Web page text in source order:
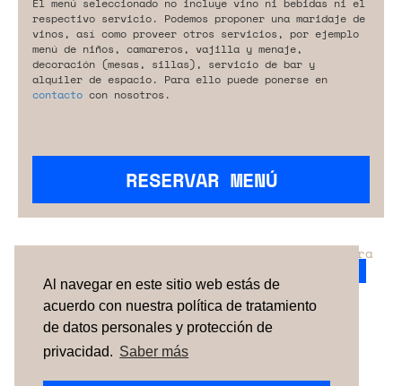
Al navegar en este sitio web estás de
acuerdo con nuestra política de tratamiento
de datos personales y protección de
privacidad. Saber más
El menú seleccionado no incluye vino ni bebidas ni el
respectivo servicio. Podemos proponer una maridaje de
vinos, así como proveer otros servicios, por ejemplo
menú de niños, camareros, vajilla y menaje,
decoración (mesas, sillas), servicio de bar y
alquiler de espacio. Para ello puede ponerse en
contacto con nosotros.
RESERVAR MENÚ
¿No has encontrado el servicio perfecto para
TÉRMINOS Y CONDICIONES
SOBRE NOSOTROS
CÓMO FUNCIONA
CONTACTO